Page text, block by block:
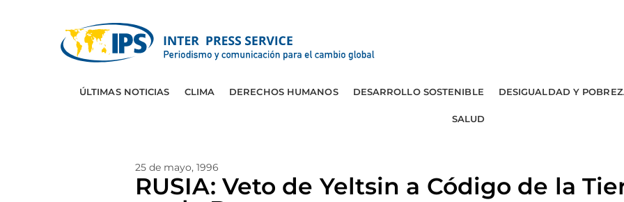
ÚLTIMAS NOTICIAS CLIMA DERECHOS HUMANOS DESARROLLO SOSTENIBLE DESIGUALDAD Y
SALUD
25 de mayo, 1996
RUSIA: Veto de Yeltsin a Código de la